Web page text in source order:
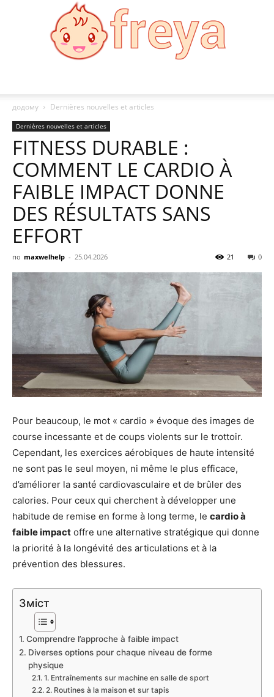
додому
Dernières nouvelles et articles
Dernières nouvelles et articles
FITNESS DURABLE :
COMMENT LE CARDIO À
FAIBLE IMPACT DONNE
DES RÉSULTATS SANS
EFFORT
по maxwelhelp - 25.04.2026 0
21
Pour beaucoup, le mot « cardio » évoque des images de
course incessante et de coups violents sur le trottoir.
Cependant, les exercices aérobiques de haute intensité
ne sont pas le seul moyen, ni même le plus efficace,
d’améliorer la santé cardiovasculaire et de brûler des
calories. Pour ceux qui cherchent à développer une
habitude de remise en forme à long terme, le cardio à
faible impact offre une alternative stratégique qui donne
la priorité à la longévité des articulations et à la
prévention des blessures.
Зміст
Comprendre l’approche à faible impact
Diverses options pour chaque niveau de forme
physique
1. Entraînements sur machine en salle de sport
2. Routines à la maison et sur tapis